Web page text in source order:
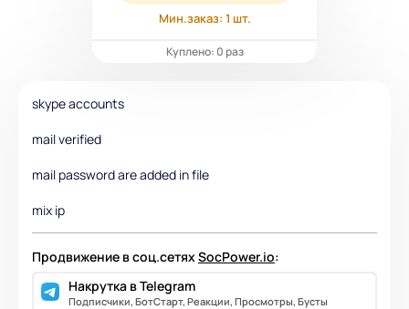
Мин.заказ: 1 шт.
Куплено: 0 раз
skype accounts
mail verified
mail password are added in file
mix ip
Продвижение в соц.сетяхSocPower.io:
Накрутка в Telegram
Подписчики, БотСтарт, Реакции, Просмотры, Бусты